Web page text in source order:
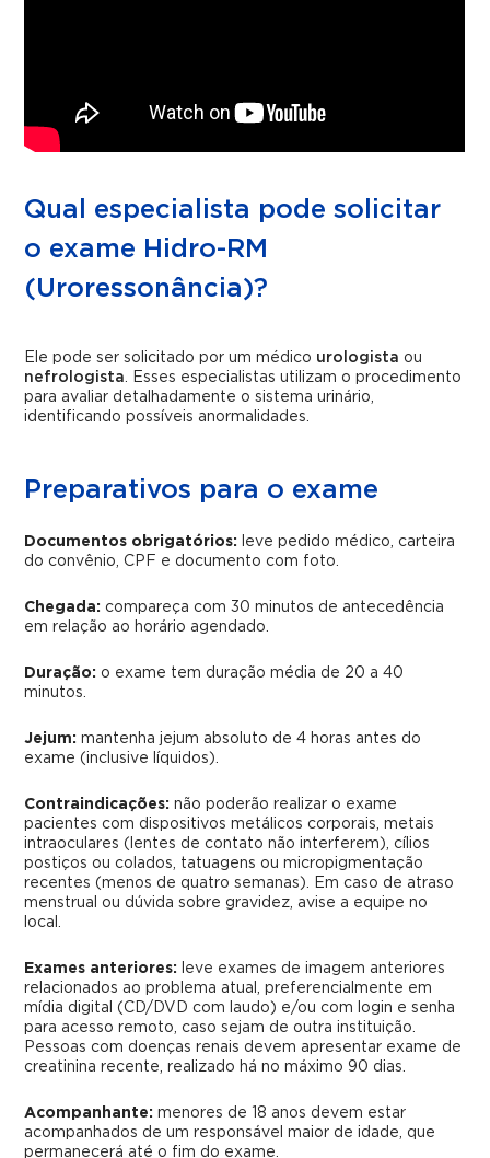
Qual especialista pode solicitar
o exame Hidro-RM
(Uroressonância)?
Ele pode ser solicitado por um médico urologista ou
nefrologista. Esses especialistas utilizam o procedimento
para avaliar detalhadamente o sistema urinário,
identificando possíveis anormalidades.
Preparativos para o exame
Documentos obrigatórios:
leve pedido médico, carteira
do convênio, CPF e documento com foto.
Chegada: compareça com 30 minutos de antecedência
em relação ao horário agendado.
Duração: o exame tem duração média de 20 a 40
minutos.
Jejum: mantenha jejum absoluto de 4 horas antes do
exame (inclusive líquidos).
Contraindicações: não poderão realizar o exame
pacientes com dispositivos metálicos corporais, metais
intraoculares (lentes de contato não interferem), cílios
postiços ou colados, tatuagens ou micropigmentação
recentes (menos de quatro semanas). Em caso de atraso
menstrual ou dúvida sobre gravidez, avise a equipe no
local.
Exames anteriores:
leve exames de imagem anteriores
relacionados ao problema atual, preferencialmente em
mídia digital (CD/DVD com laudo) e/ou com login e senha
para acesso remoto, caso sejam de outra instituição.
Pessoas com doenças renais devem apresentar exame de
creatinina recente, realizado há no máximo 90 dias.
Acompanhante: menores de 18 anos devem estar
acompanhados de um responsável maior de idade, que
permanecerá até o fim do exame.